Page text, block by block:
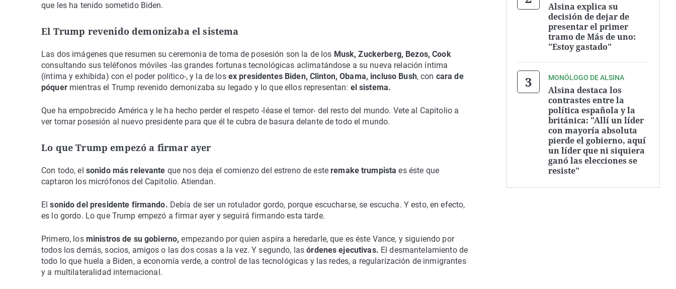
que les ha tenido sometido Biden.
El Trump revenido demonizaba el sistema
Las dos imágenes que resumen su ceremonia de toma de posesión son la de los Musk, Zuckerberg, Bezos, Cook
consultando sus teléfonos móviles -las grandes fortunas tecnológicas aclimatándose a su nueva relación íntima
(íntima y exhibida) con el poder político-, y la de losex presidentes Biden, Clinton, Obama, incluso Bush, con cara de
póquer mientras el Trump revenido demonizaba su legado y lo que ellos representan: el sistema.
Que ha empobrecido América y le ha hecho perder el respeto -léase el temor- del resto del mundo. Vete al Capitolio a
ver tomar posesión al nuevo presidente para que él te cubra de basura delante de todo el mundo.
Lo que Trump empezó a firmar ayer
Con todo, el sonido más relevante que nos deja el comienzo del estreno de esteremake trumpistaes éste que
captaron los micrófonos del Capitolio. Atiendan.
Elsonido del presidente firmando. Debía de ser un rotulador gordo, porque escucharse, se escucha. Y esto, en efecto,
es lo gordo. Lo que Trump empezó a firmar ayer y seguirá firmando esta tarde.
Primero, los ministros de su gobierno, empezando por quien aspira a heredarle, que es éste Vance, y siguiendo por
todos los demás, socios, amigos o las dos cosas a la vez. Y segundo, lasórdenes ejecutivas. El desmantelamiento de
todo lo que huela a Biden, a economía verde, a control de las tecnológicas y las redes, a regularización de inmigrantes
y a multilateralidad internacional.
Alsina explica su
decisión de dejar de
presentar el primer
tramo de Más de uno:
"Estoy gastado"
MONÓLOGO DE ALSINA
Alsina destaca los
contrastes entre la
política española y la
británica: "Allí un líder
con mayoría absoluta
pierde el gobierno, aquí
un líder que ni siquiera
ganó las elecciones se
resiste"